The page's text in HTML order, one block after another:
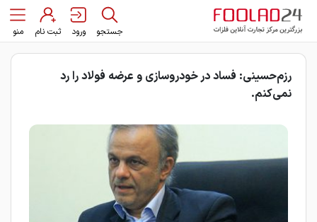
جستجو ورود ثبت نام منو
رزم‌حسینی: فساد در خودروسازی و عرضه فولاد را رد
نمی‌کنم.